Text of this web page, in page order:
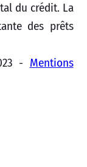
du crédit. La
des prêts
- Mentions